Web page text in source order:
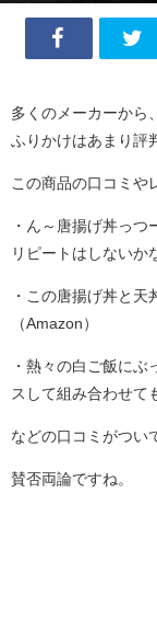
多くのメーカーから
ふりかけはあまり評
この商品の口コミや
・ん～唐揚げ丼っ
リピートはしないか
・この唐揚げ丼と天
（Amazon）
・熱々の白ご飯に
スして組み合わせて
などの口コミがつい
賛否両論ですね。